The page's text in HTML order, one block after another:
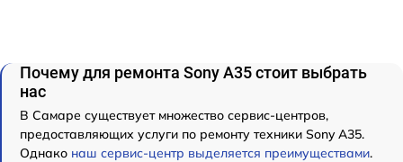
Почему для ремонта Sony A35 стоит выбрать
нас
В Самаре существует множество сервис-центров,
предоставляющих услуги по ремонту техники Sony A35.
Однако наш сервис-центр выделяется преимуществами.